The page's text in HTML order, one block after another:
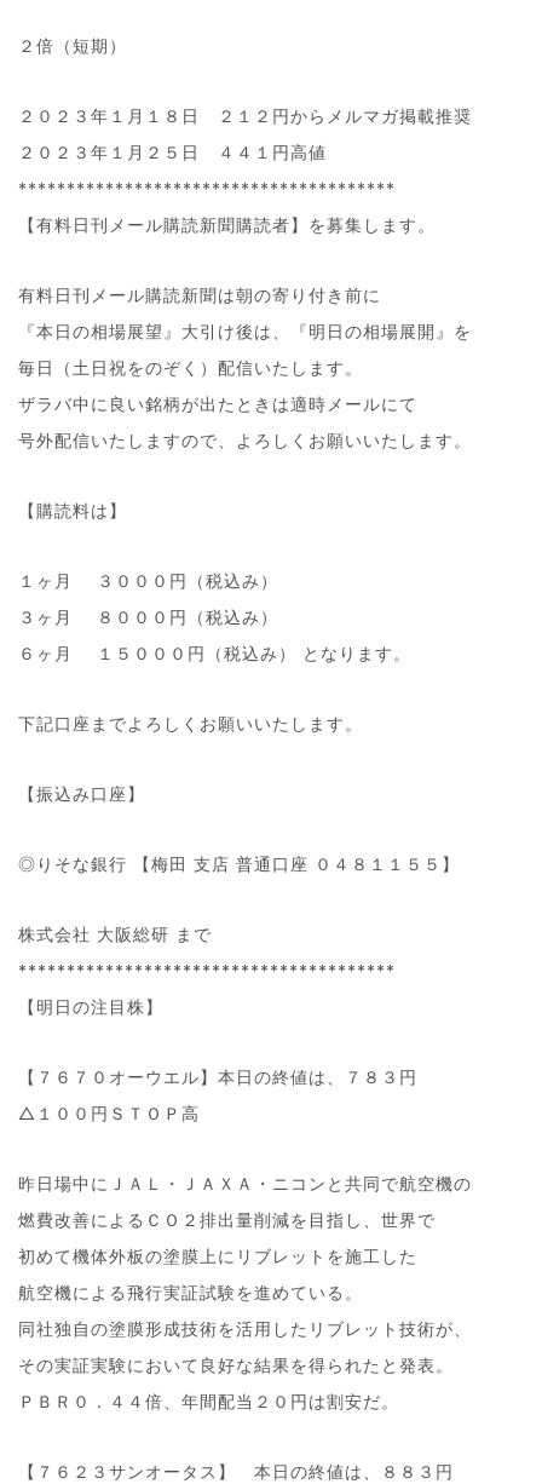
２倍（短期）
２０２３年１月１８日 ２１２円からメルマガ掲載推奨
２０２３年１月２５日 ４４１円高値
***************************************
【有料日刊メール購読新聞購読者】を募集します。
有料日刊メール購読新聞は朝の寄り付き前に
『本日の相場展望』大引け後は、『明日の相場展開』を
毎日（土日祝をのぞく）配信いたします。
ザラバ中に良い銘柄が出たときは適時メールにて
号外配信いたしますので、よろしくお願いいたします。
【購読料は】
１ヶ月 ３０００円（税込み）
３ヶ月 ８０００円（税込み）
６ヶ月 １５０００円（税込み） となります。
下記口座までよろしくお願いいたします。
【振込み口座】
◎りそな銀行 【梅田 支店 普通口座 ０４８１１５５】
株式会社 大阪総研 まで
***************************************
【明日の注目株】
【７６７０オーウエル】本日の終値は、７８３円
△１００円ＳＴＯＰ高
昨日場中にＪＡＬ・ＪＡＸＡ・ニコンと共同で航空機の
燃費改善によるＣＯ２排出量削減を目指し、世界で
初めて機体外板の塗膜上にリブレットを施工した
航空機による飛行実証試験を進めている。
同社独自の塗膜形成技術を活用したリブレット技術が、
その実証実験において良好な結果を得られたと発表。
ＰＢＲ０．４４倍、年間配当２０円は割安だ。
【７６２３サンオータス】 本日の終値は、８８３円